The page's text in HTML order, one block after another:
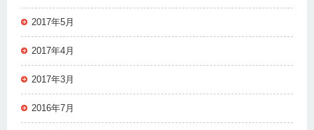
2017年5月
2017年4月
2017年3月
2016年7月